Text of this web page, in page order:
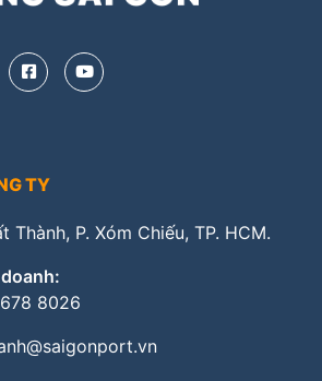
TY
Thành, P. Xóm Chiếu, TP. HCM.
8026